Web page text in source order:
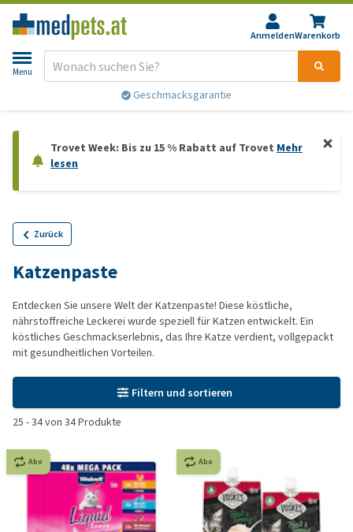
AnmeldenWarenkorb
Menu
Geschmacksgarantie
Trovet Week: Bis zu 15 % Rabatt auf Trovet Mehr
lesen
Zurück
Katzenpaste
Entdecken Sie unsere Welt der Katzenpaste! Diese köstliche,
nährstoffreiche Leckerei wurde speziell für Katzen entwickelt. Ein
köstliches Geschmackserlebnis, das Ihre Katze verdient, vollgepackt
mit gesundheitlichen Vorteilen.
Filtern und sortieren
25 -34von 34Produkte
Abo Abo